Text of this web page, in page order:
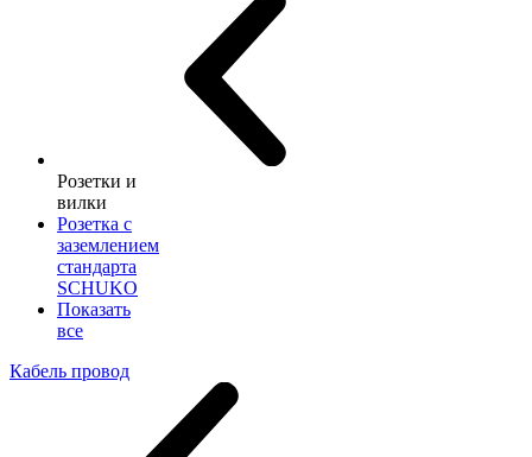
Розетки и
вилки
Розетка с
заземлением
стандарта
SCHUKO
Показать
все
Кабель провод